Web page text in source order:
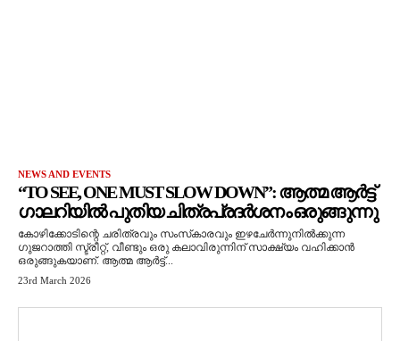
NEWS AND EVENTS
“TO SEE, ONE MUST SLOW DOWN”: ആത്മ ആർട്ട്
ഗാലറിയിൽ പുതിയ ചിത്രപ്രദർശനം ഒരുങ്ങുന്നു
കോഴിക്കോടിന്റെ ചരിത്രവും സംസ്‌കാരവും ഇഴചേർന്നുനിൽക്കുന്ന
ഗുജറാത്തി സ്ട്രീറ്റ്, വീണ്ടും ഒരു കലാവിരുന്നിന് സാക്ഷ്യം വഹിക്കാൻ
ഒരുങ്ങുകയാണ്. ആത്മ ആർട്ട്...
23rd March 2026